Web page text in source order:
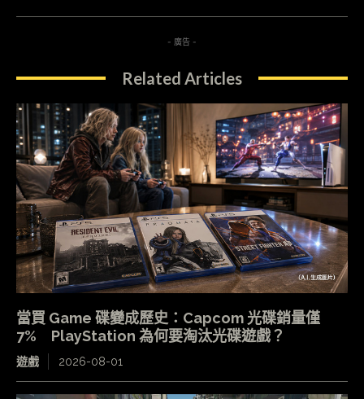
- 廣告 -
Related Articles
當買 Game 碟變成歷史：Capcom 光碟銷量僅
7% PlayStation 為何要淘汰光碟遊戲？
遊戲 2026-08-01